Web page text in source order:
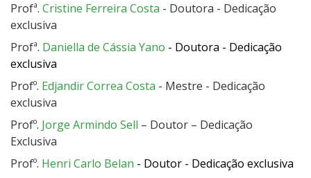
Profª. Cristine Ferreira Costa - Doutora - Dedicação
exclusiva
Profª. Daniella de Cássia Yano - Doutora - Dedicação
exclusiva
Profº. Edjandir Correa Costa - Mestre - Dedicação
exclusiva
Profº. Jorge Armindo Sell – Doutor – Dedicação
Exclusiva
Profº. Henri Carlo Belan - Doutor - Dedicação exclusiva